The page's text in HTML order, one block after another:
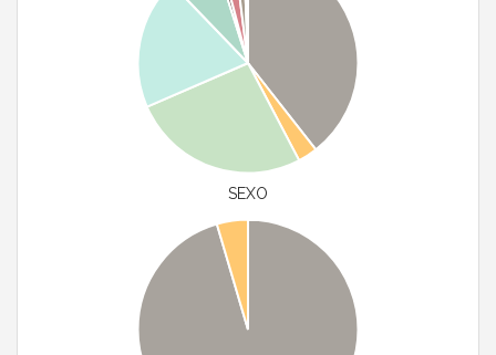
SEXO